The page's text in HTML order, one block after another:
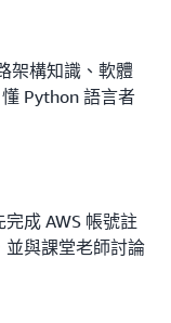
架構知識、軟體
Python 語言者
成 AWS 帳號註
與課堂老師討論